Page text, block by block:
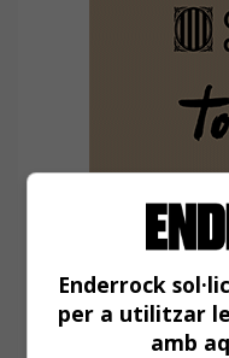
Enderrock
per a utilitzar
amb